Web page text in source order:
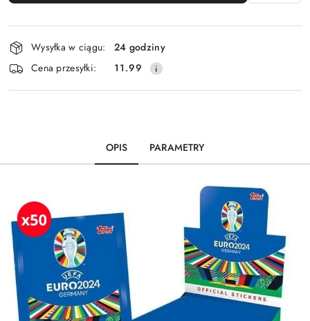
Dostępność
i
dostawa
Wysyłka w ciągu:
24 godziny
Cena przesyłki:
11.99
OPIS PARAMETRY